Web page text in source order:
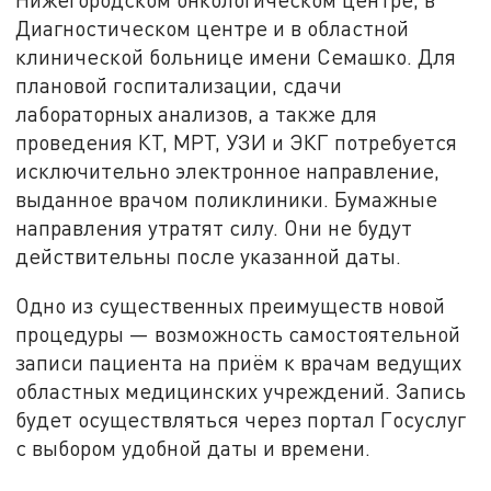
Диагностическом центре и в областной
клинической больнице имени Семашко. Для
плановой госпитализации, сдачи
лабораторных анализов, а также для
проведения КТ, МРТ, УЗИ и ЭКГ потребуется
исключительно электронное направление,
выданное врачом поликлиники. Бумажные
направления утратят силу. Они не будут
действительны после указанной даты.
Одно из существенных преимуществ новой
процедуры — возможность самостоятельной
записи пациента на приём к врачам ведущих
областных медицинских учреждений. Запись
будет осуществляться через портал Госуслуг
с выбором удобной даты и времени.